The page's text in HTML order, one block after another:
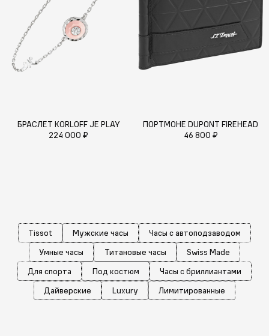
БРАСЛЕТ KORLOFF JE PLAY
224 000 ₽
ПОРТМОНЕ DUPONT FIREHEAD
46 800 ₽
Tissot Мужские часы
Часы с автоподзаводом
Умные часы
Титановые часы
Swiss Made
Для спорта
Под костюм
Часы с бриллиантами
Дайверские
Luxury Лимитированные